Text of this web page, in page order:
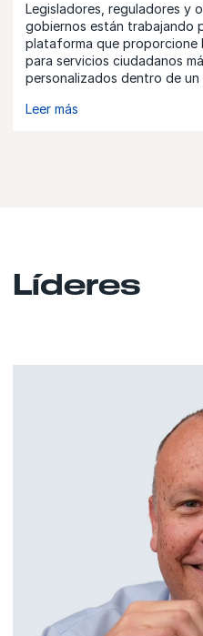
Legisladores, reguladores y
gobiernos están trabajando
plataforma que proporcione
para servicios ciudadanos
personalizados dentro de
Leer más
Líderes